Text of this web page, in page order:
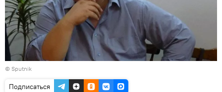
© Sputnik
Подписаться